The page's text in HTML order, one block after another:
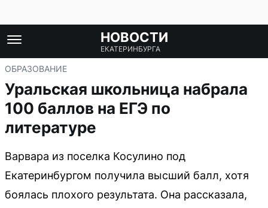
НОВОСТИ
ЕКАТЕРИНБУРГА
ОБРАЗОВАНИЕ
Уральская школьница набрала
100 баллов на ЕГЭ по
литературе
Варвара из поселка Косулино под
Екатеринбургом получила высший балл, хотя
боялась плохого результата. Она рассказала,